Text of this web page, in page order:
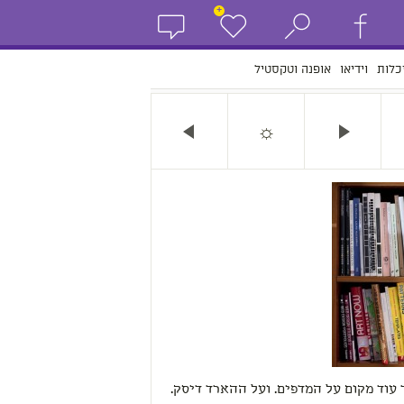
+
וידיאו אופנה וטקסטיל
☼